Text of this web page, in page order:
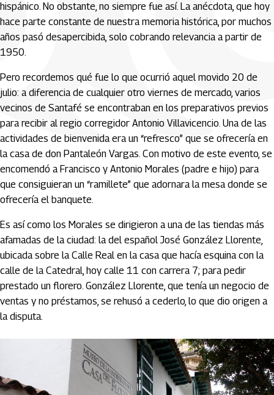
hispánico. No obstante, no siempre fue así. La anécdota, que hoy
hace parte constante de nuestra memoria histórica, por muchos
años pasó desapercibida, solo cobrando relevancia a partir de
1950.
Pero recordemos qué fue lo que ocurrió aquel movido 20 de
julio: a diferencia de cualquier otro viernes de mercado, varios
vecinos de Santafé se encontraban en los preparativos previos
para recibir al regio corregidor Antonio Villavicencio. Una de las
actividades de bienvenida era un “refresco” que se ofrecería en
la casa de don Pantaleón Vargas. Con motivo de este evento, se
encomendó a Francisco y Antonio Morales (padre e hijo) para
que consiguieran un “ramillete” que adornara la mesa donde se
ofrecería el banquete.
Es así como los Morales se dirigieron a una de las tiendas más
afamadas de la ciudad: la del español José González Llorente,
ubicada sobre la Calle Real en la casa que hacía esquina con la
calle de la Catedral, hoy calle 11 con carrera 7; para pedir
prestado un florero. González Llorente, que tenía un negocio de
ventas y no préstamos, se rehusó a cederlo, lo que dio origen a
la disputa.